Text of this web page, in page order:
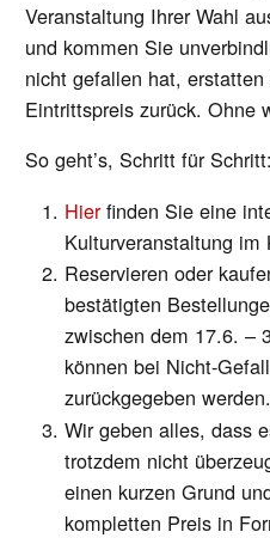
Veranstaltung Ihrer Wahl
und kommen Sie
nicht gefallen hat,
Eintrittspreis zurück. Ohne
So geht’s, Schritt für Schritt:
Hierfinden Sie eine
Kulturveranstaltung im
Reservieren oder
bestätigten
zwischen dem 17.6. –
können bei Nicht-
zurückgegeben werden.
Wir geben alles, dass
trotzdem nicht
einen kurzen Grund
kompletten Preis in